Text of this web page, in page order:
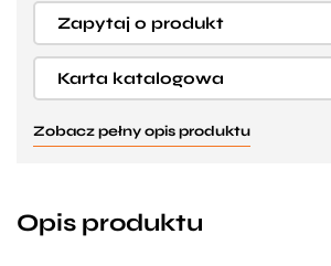
Zapytaj o produkt
Karta katalogowa
Zobacz pełny opis produktu
Opis produktu